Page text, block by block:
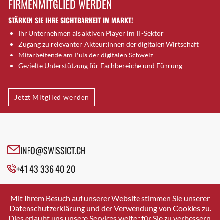
Brugg AG
Brütten
Bubendorf
Bubikon
Buchs (SG)
Bäretswil
Bülach
Cazis
Crissier
Davos Platz
Dierikon
Dietikon
FIRMENMITGLIED WERDEN
STÄRKEN SIE IHRE SICHTBARKEIT IM MARKT!
Ihr Unternehmen als aktiven Player im IT-Sektor
Zugang zu relevanten Akteur:innen der digitalen Wirtschaft
Mitarbeitende am Puls der digitalen Schweiz
Gezielte Unterstützung für Fachbereiche und Führung
Jetzt Mitglied werden
INFO@SWISSICT.CH
+41 43 336 40 20
SWISSICT
VULKANSTRASSE 120
8048 ZURICH
Mit Ihrem Besuch auf unserer Website stimmen Sie unserer
Datenschutzerklärung und der Verwendung von Cookies zu.
Dies erlaubt uns unsere Services weiter für Sie zu verbessern.